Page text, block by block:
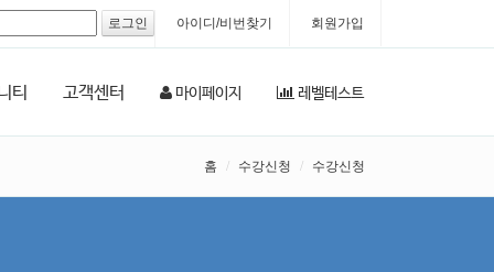
아이디/비번찾기 회원가입
티 고객센터 마이페이지 레벨테스트
홈 수강신청 수강신청